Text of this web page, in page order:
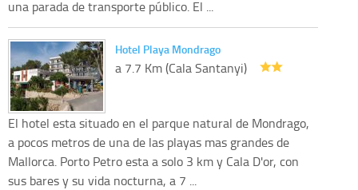
una parada de transporte público. El ...
Hotel Playa Mondrago
a 7.7 Km (Cala Santanyi)
El hotel esta situado en el parque natural de Mondrago,
a pocos metros de una de las playas mas grandes de
Mallorca. Porto Petro esta a solo 3 km y Cala D'or, con
sus bares y su vida nocturna, a 7 ...